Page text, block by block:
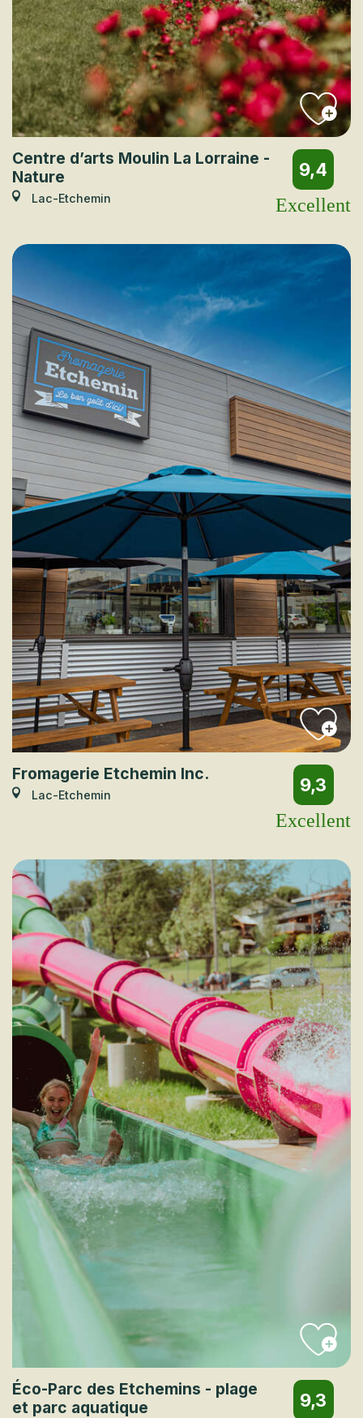
Centre d’arts Moulin La Lorraine -
Nature
Lac-Etchemin
9,4
Excellent
Fromagerie Etchemin Inc.
Lac-Etchemin
9,3
Excellent
Éco-Parc des Etchemins - plage
et parc aquatique
9,3